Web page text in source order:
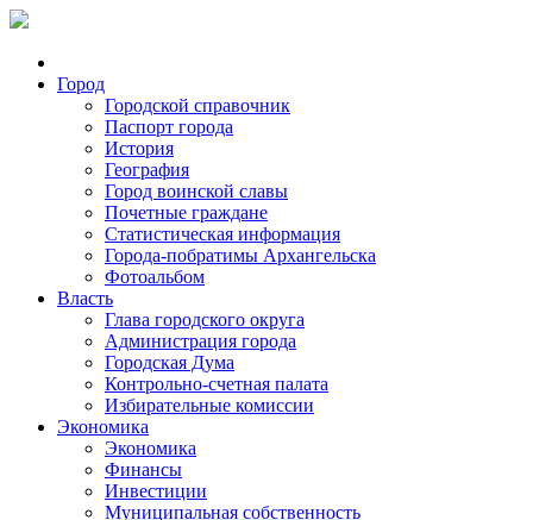
Город
Городской справочник
Паспорт города
История
География
Город воинской славы
Почетные граждане
Статистическая информация
Города-побратимы Архангельска
Фотоальбом
Власть
Глава городского округа
Администрация города
Городская Дума
Контрольно-счетная палата
Избирательные комиссии
Экономика
Экономика
Финансы
Инвестиции
Муниципальная собственность